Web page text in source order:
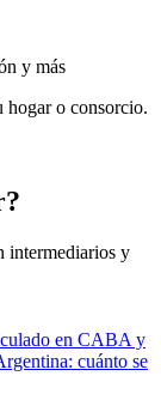
y más
hogar o consorcio.
intermediarios y
en CABA y
cuánto se